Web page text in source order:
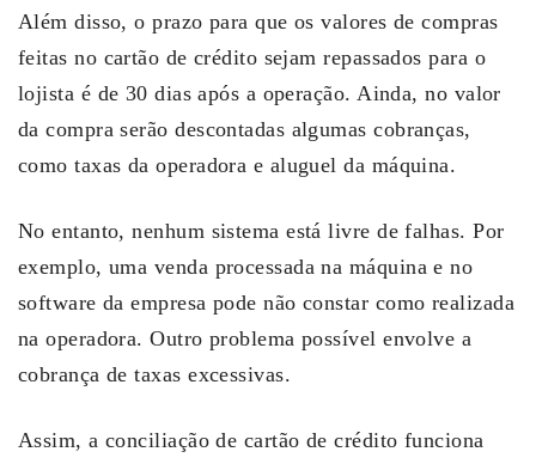
Além disso, o prazo para que os valores de compras
feitas no cartão de crédito sejam repassados para o
lojista é de 30 dias após a operação. Ainda, no valor
da compra serão descontadas algumas cobranças,
como taxas da operadora e aluguel da máquina.
No entanto, nenhum sistema está livre de falhas. Por
exemplo, uma venda processada na máquina e no
software da empresa pode não constar como realizada
na operadora. Outro problema possível envolve a
cobrança de taxas excessivas.
Assim, a conciliação de cartão de crédito funciona